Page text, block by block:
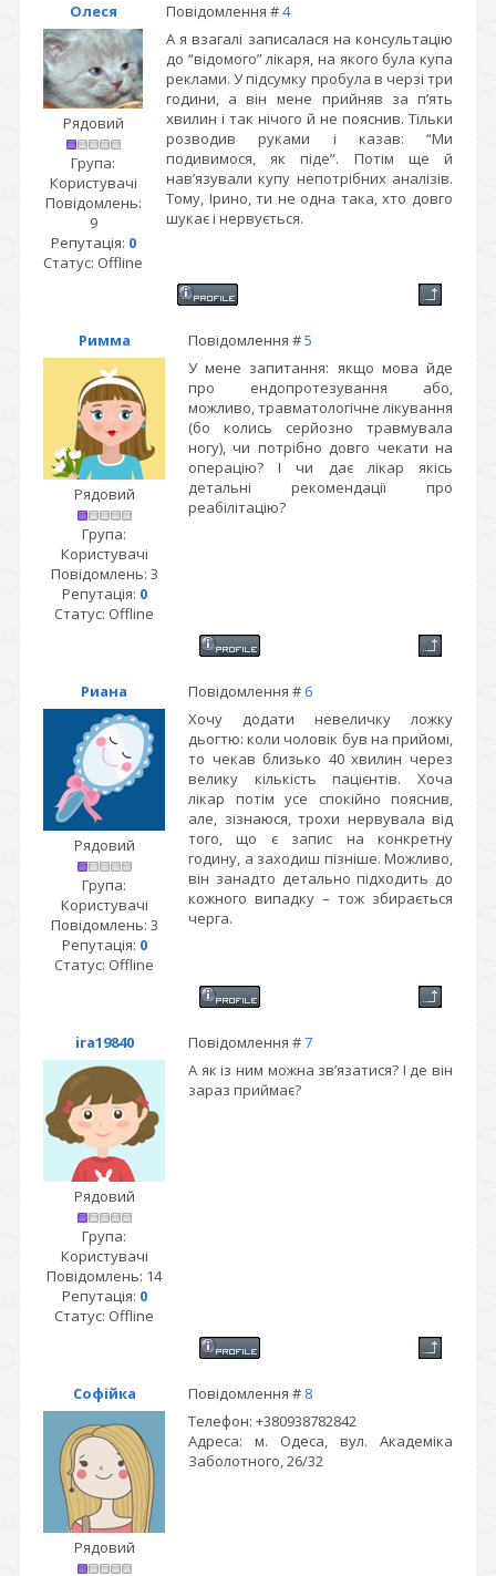
Олеся Повідомлення #4
Рядовий
Група:
Користувачі
Повідомлень:
9
Репутація: 0
Статус: Offline
А я взагалі записалася на консультацію
до “відомого” лікаря, на якого була купа
реклами. У підсумку пробула в черзі три
години, а він мене прийняв за п’ять
хвилин і так нічого й не пояснив. Тільки
розводив руками і казав: “Ми
подивимося, як піде”. Потім ще й
нав’язували купу непотрібних аналізів.
Тому, Ірино, ти не одна така, хто довго
шукає і нервується.
Римма Повідомлення #5
Рядовий
Група:
Користувачі
Повідомлень: 3
Репутація: 0
Статус: Offline
У мене запитання: якщо мова йде
про ендопротезування або,
можливо, травматологічне лікування
(бо колись серйозно травмувала
ногу), чи потрібно довго чекати на
операцію? І чи дає лікар якісь
детальні рекомендації про
реабілітацію?
Риана Повідомлення # 6
Рядовий
Група:
Користувачі
Повідомлень: 3
Репутація: 0
Статус: Offline
Хочу додати невеличку ложку
дьогтю: коли чоловік був на прийомі,
то чекав близько 40 хвилин через
велику кількість пацієнтів. Хоча
лікар потім усе спокійно пояснив,
але, зізнаюся, трохи нервувала від
того, що є запис на конкретну
годину, а заходиш пізніше. Можливо,
він занадто детально підходить до
кожного випадку – тож збирається
черга.
ira19840 Повідомлення #7
Рядовий
Група:
Користувачі
Повідомлень: 14
Репутація: 0
Статус: Offline
А як із ним можна зв’язатися? І де він
зараз приймає?
Софійка Повідомлення # 8
Рядовий
Телефон: +380938782842
Адреса: м. Одеса, вул. Академіка
Заболотного, 26/32